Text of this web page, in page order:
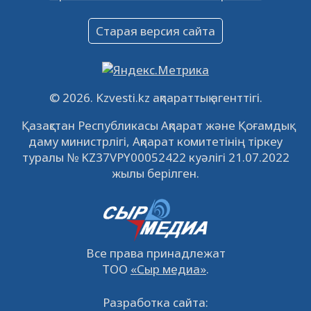
Объявление
16.12.2022
Свободные рабочие места
IPO «КазМунайГаз»: компания проведет
встречу с инвесторами в Кызылорде 22
© 2026. Kzvesti.kz ақпараттық агенттігі.
Қазақстан Республикасы Ақпарат және Қоғамдық
даму министрлігі, Ақпарат комитетінің тіркеу
туралы № KZ37VPY00052422 куәлігі 21.07.2022
жылы берілген.
Все права принадлежат
ТОО «Сыр медиа».
Старая версия сайта
Разработка сайта: